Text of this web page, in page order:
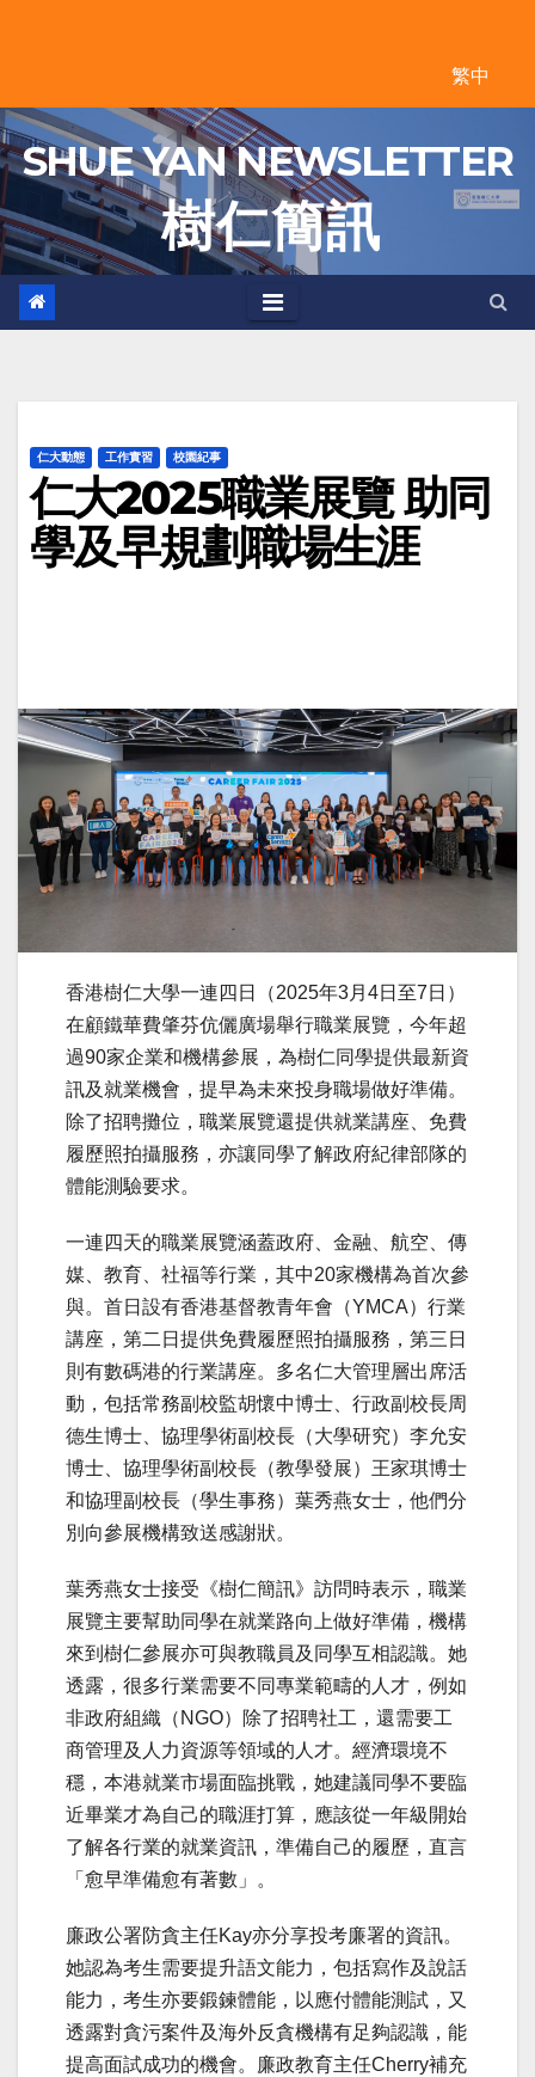
繁中
SHUE YAN NEWSLETTER
樹 仁 簡 訊
仁大動態 工作實習 校園紀事
仁大2025職業展覽 助同
學及早規劃職場生涯
香港樹仁大學一連四日（2025年3月4日至7日）
在顧鐵華費肇芬伉儷廣場舉行職業展覽，今年超
過90家企業和機構參展，為樹仁同學提供最新資
訊及就業機會，提早為未來投身職場做好準備。
除了招聘攤位，職業展覽還提供就業講座、免費
履歷照拍攝服務，亦讓同學了解政府紀律部隊的
體能測驗要求。
一連四天的職業展覽涵蓋政府、金融、航空、傳
媒、教育、社福等行業，其中20家機構為首次參
與。首日設有香港基督教青年會（YMCA）行業
講座，第二日提供免費履歷照拍攝服務，第三日
則有數碼港的行業講座。多名仁大管理層出席活
動，包括常務副校監胡懷中博士、行政副校長周
德生博士、協理學術副校長（大學研究）李允安
博士、協理學術副校長（教學發展）王家琪博士
和協理副校長（學生事務）葉秀燕女士，他們分
別向參展機構致送感謝狀。
葉秀燕女士接受《樹仁簡訊》訪問時表示，職業
展覽主要幫助同學在就業路向上做好準備，機構
來到樹仁參展亦可與教職員及同學互相認識。她
透露，很多行業需要不同專業範疇的人才，例如
非政府組織（NGO）除了招聘社工，還需要工
商管理及人力資源等領域的人才。經濟環境不
穩，本港就業市場面臨挑戰，她建議同學不要臨
近畢業才為自己的職涯打算，應該從一年級開始
了解各行業的就業資訊，準備自己的履歷，直言
「愈早準備愈有著數」。
廉政公署防貪主任Kay亦分享投考廉署的資訊。
她認為考生需要提升語文能力，包括寫作及說話
能力，考生亦要鍛鍊體能，以應付體能測試，又
透露對貪污案件及海外反貪機構有足夠認識，能
提高面試成功的機會。廉政教育主任Cherry補充